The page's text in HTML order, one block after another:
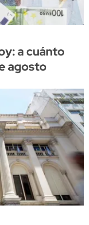
a cuánto
agosto